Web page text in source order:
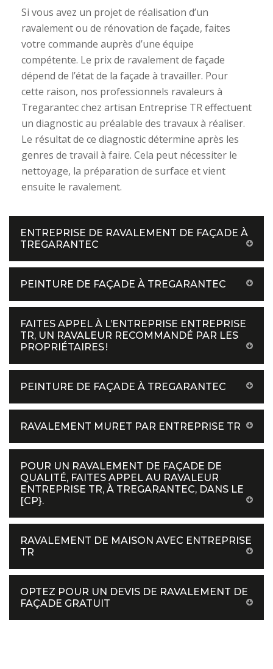
Si vous avez un projet de réalisation d’un
ravalement ou de rénovation de façade, faites
votre commande auprès d’une équipe
compétente. Le prix de ravalement de façade
dépend de l’état de la façade à travailler. Pour
cette raison, nos professionnels ravaleurs à
Tregarantec chez artisan Entreprise TR effectuent
un diagnostic au préalable des travaux à réaliser.
Le résultat de ce diagnostic détermine après les
genres de travail à faire. Cela peut nécessiter le
nettoyage, la préparation de surface et vient
ensuite le ravalement.
ENTREPRISE DE RAVALEMENT DE FAÇADE À
TREGARANTEC
PEINTURE DE FAÇADE À TREGARANTEC
FAITES APPEL À L’ENTREPRISE ENTREPRISE
TR, UN RAVALEUR RECOMMANDÉ PAR LES
PROPRIÉTAIRES !
PEINTURE DE FAÇADE À TREGARANTEC
RAVALEMENT MURET PAR ENTREPRISE TR
POUR UN RAVALEMENT DE FAÇADE DE
QUALITÉ, FAITES APPEL AU RAVALEUR
ENTREPRISE TR, À TREGARANTEC, DANS LE
[CP}.
RAVALEMENT DE MAISON AVEC ENTREPRISE
TR
OPTEZ POUR UN DEVIS DE RAVALEMENT DE
FAÇADE GRATUIT